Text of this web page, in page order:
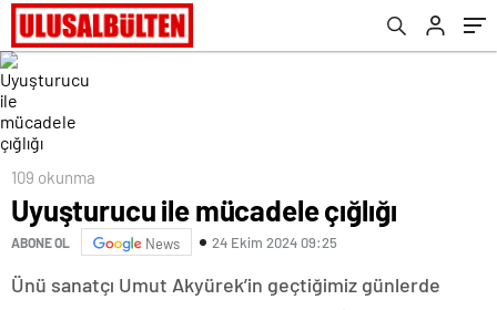
109 okunma
Uyuşturucu ile mücadele çığlığı
ABONE OL News 24 Ekim 2024 09:25
Ünü sanatçı Umut Akyürek’in geçtiğimiz günlerde